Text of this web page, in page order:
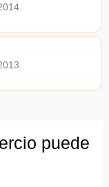
puede